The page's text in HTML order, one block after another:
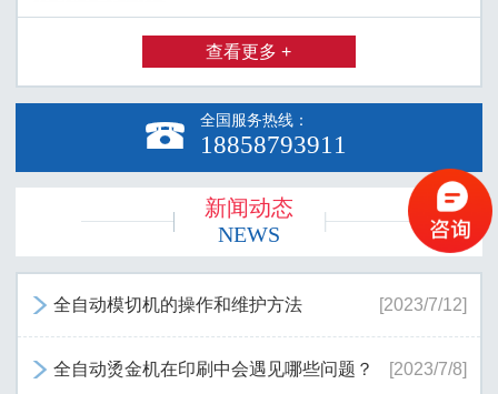
查看更多 +
 全国服务热线：
18858793911
新闻动态
NEWS
 [2023/7/12]
全自动模切机的操作和维护方法
 [2023/7/8]
全自动烫金机在印刷中会遇见哪些问题？